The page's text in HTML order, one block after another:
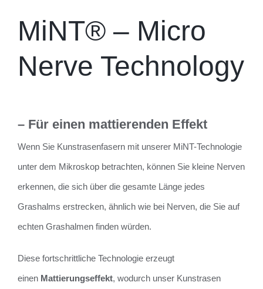
MiNT® – Micro
Nerve Technology
– Für einen mattierenden Effekt
Wenn Sie Kunstrasenfasern mit unserer MiNT-Technologie
unter dem Mikroskop betrachten, können Sie kleine Nerven
erkennen, die sich über die gesamte Länge jedes
Grashalms erstrecken, ähnlich wie bei Nerven, die Sie auf
echten Grashalmen finden würden.
Diese fortschrittliche Technologie erzeugt
einen Mattierungseffekt, wodurch unser Kunstrasen